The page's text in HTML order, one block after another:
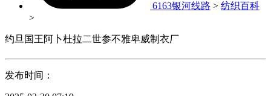
6163银河线路 > 纺织百科
>
约旦国王阿卜杜拉二世参不雅卑威制衣厂
发布时间：